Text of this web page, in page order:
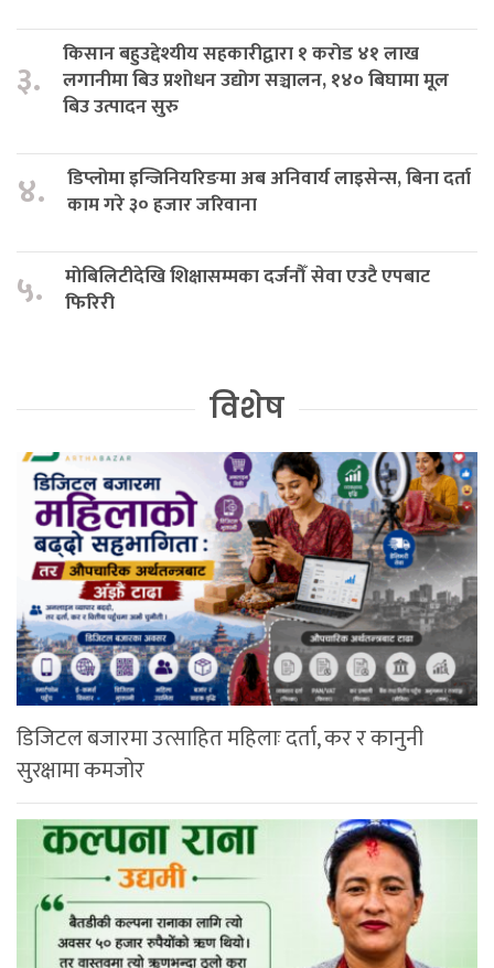
३.
किसान बहुउद्देश्यीय सहकारीद्वारा १ करोड ४१ लाख
लगानीमा बिउ प्रशोधन उद्योग सञ्चालन, १४० बिघामा मूल
बिउ उत्पादन सुरु
४.
डिप्लोमा इन्जिनियरिङमा अब अनिवार्य लाइसेन्स, बिना दर्ता
काम गरे ३० हजार जरिवाना
५.
मोबिलिटीदेखि शिक्षासम्मका दर्जनौँ सेवा एउटै एपबाट
फिरिरी
विशेष
डिजिटल बजारमा उत्साहित महिलाः दर्ता, कर र कानुनी
सुरक्षामा कमजोर